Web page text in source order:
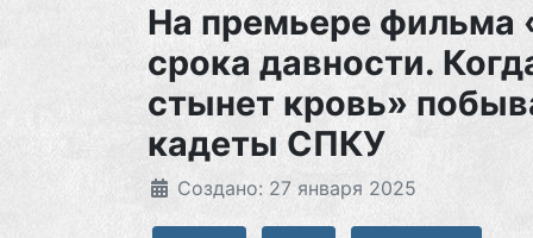
На премьере фильма
срока давности.
стынет кровь»
кадеты СПКУ
Создано: 27 января 2025